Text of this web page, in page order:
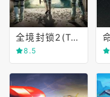
全境封锁2(Tom Clancy's The Division 2)
8.5